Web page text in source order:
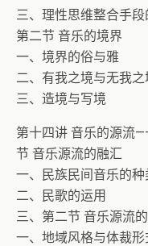
三、理性思维整合手段
第二节 音乐的境界
一、境界的俗与雅
二、有我之境与无我之
三、造境与写境
第十四讲 音乐的源流
节 音乐源流的融汇
一、民族民间音乐的种
二、民歌的运用
三、第二节 音乐源流
一、地域风格与体裁形